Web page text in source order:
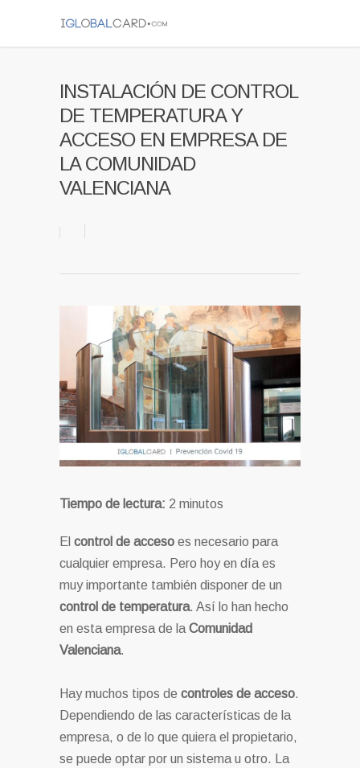
INSTALACIÓN DE CONTROL
DE TEMPERATURA Y
ACCESO EN EMPRESA DE
LA COMUNIDAD
VALENCIANA
Tiempo de lectura: 2 minutos
El control de acceso es necesario para
cualquier empresa. Pero hoy en día es
muy importante también disponer de un
control de temperatura. Así lo han hecho
en esta empresa de la Comunidad
Valenciana.
Hay muchos tipos de controles de acceso.
Dependiendo de las características de la
empresa, o de lo que quiera el propietario,
se puede optar por un sistema u otro. La